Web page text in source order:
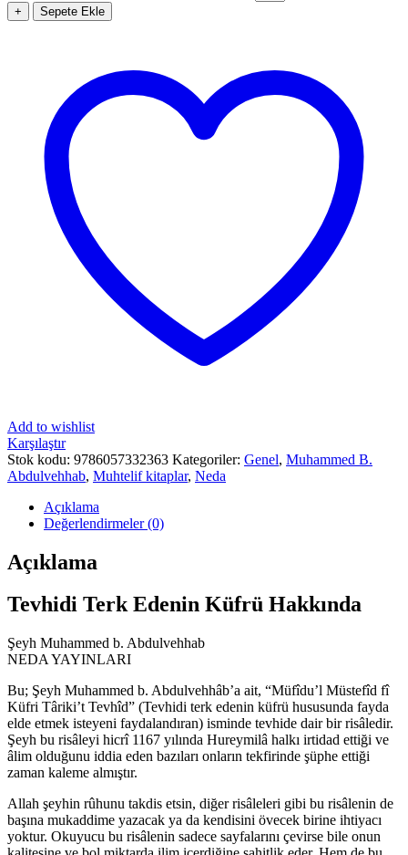
+ Sepete Ekle
Add to wishlist
Karşılaştır
Stok kodu: 9786057332363 Kategoriler: Genel, Muhammed B.
Abdulvehhab, Muhtelif kitaplar, Neda
Açıklama
Değerlendirmeler (0)
Açıklama
Tevhidi Terk Edenin Küfrü Hakkında
Şeyh Muhammed b. Abdulvehhab
NEDA YAYINLARI
Bu; Şeyh Muhammed b. Abdulvehhâb’a ait, “Müfîdu’l Müstefîd fî
Küfri Târiki’t Tevhîd” (Tevhidi terk edenin küfrü hususunda fayda
elde etmek isteyeni faydalandıran) isminde tevhide dair bir risâledir.
Şeyh bu risâleyi hicrî 1167 yılında Hureymilâ halkı irtidad ettiği ve
âlim olduğunu iddia eden bazıları onların tekfirinde şüphe ettiği
zaman kaleme almıştır.
Allah şeyhin rûhunu takdis etsin, diğer risâleleri gibi bu risâlenin de
başına mukaddime yazacak ya da kendisini övecek birine ihtiyacı
yoktur. Okuyucu bu risâlenin sadece sayfalarını çevirse bile onun